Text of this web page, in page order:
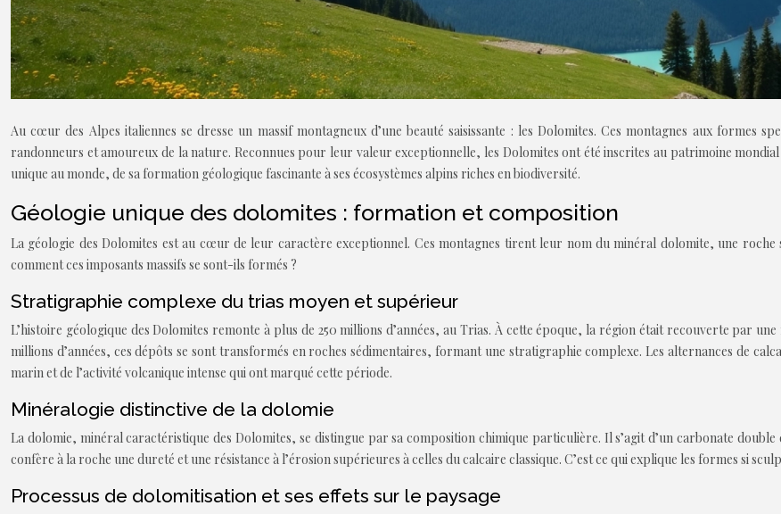
Au cœur des Alpes italiennes se dresse un massif montagneux d’une beauté saisissante : les Dolomites. Ces montagnes aux formes
randonneurs et amoureux de la nature. Reconnues pour leur valeur exceptionnelle, les Dolomites ont été inscrites au patrimoine
unique au monde, de sa formation géologique fascinante à ses écosystèmes alpins riches en biodiversité.
Géologie unique des dolomites : formation et composition
La géologie des Dolomites est au cœur de leur caractère exceptionnel. Ces montagnes tirent leur nom du minéral dolomite, une
comment ces imposants massifs se sont-ils formés ?
Stratigraphie complexe du trias moyen et supérieur
L’histoire géologique des Dolomites remonte à plus de 250 millions d’années, au Trias. À cette époque, la région était recouverte par
millions d’années, ces dépôts se sont transformés en roches sédimentaires, formant une stratigraphie complexe. Les alternances de
marin et de l’activité volcanique intense qui ont marqué cette période.
Minéralogie distinctive de la dolomie
La dolomie, minéral caractéristique des Dolomites, se distingue par sa composition chimique particulière. Il s’agit d’un carbonate
confère à la roche une dureté et une résistance à l’érosion supérieures à celles du calcaire classique. C’est ce qui explique les formes si
Processus de dolomitisation et ses effets sur le paysage